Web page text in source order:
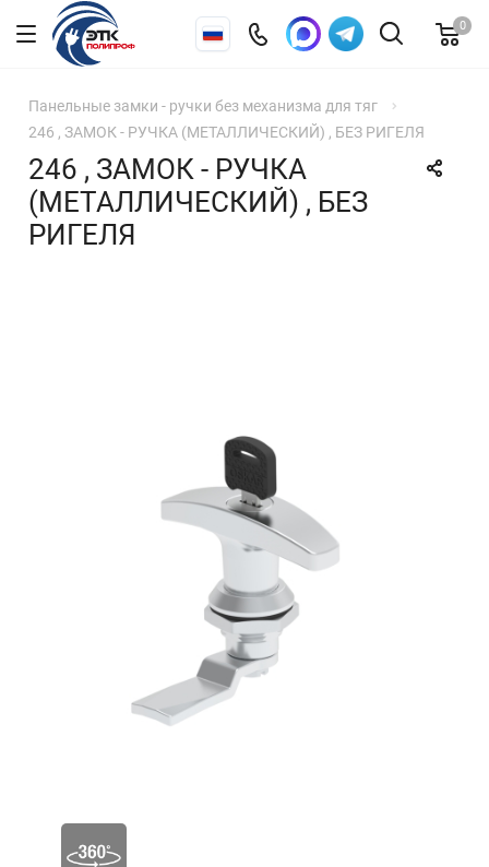
0
Панельные замки - ручки без механизма для тяг
246 , ЗАМОК - РУЧКА (МЕТАЛЛИЧЕСКИЙ) , БЕЗ РИГЕЛЯ
246 , ЗАМОК - РУЧКА
(МЕТАЛЛИЧЕСКИЙ) , БЕЗ
РИГЕЛЯ